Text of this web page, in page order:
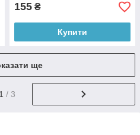
155 ₴
Купити
ще
1 / 3